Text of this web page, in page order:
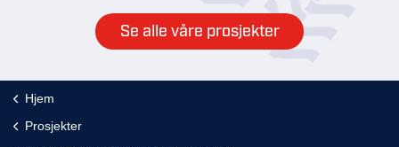
Se alle våre prosjekter
Hjem
Prosjekter